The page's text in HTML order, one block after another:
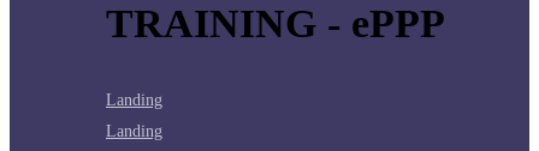
TRAINING - ePPP
Landing
Landing